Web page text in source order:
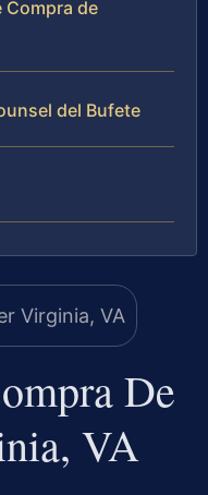
Compra de
del Bufete
De
VA